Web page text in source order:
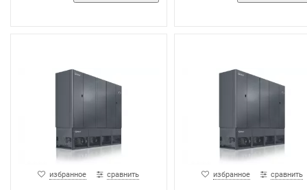
избранное сравнить избранное сравнить